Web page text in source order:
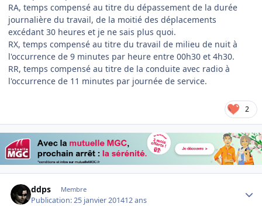
RA, temps compensé au titre du dépassement de la durée
journalière du travail, de la moitié des déplacements
excédant 30 heures et je ne sais plus quoi.
RX, temps compensé au titre du travail de milieu de nuit à
l'occurrence de 9 minutes par heure entre 00h30 et 4h30.
RR, temps compensé au titre de la conduite avec radio à
l'occurrence de 11 minutes par journée de service.
2
ddps Membre
Publication:25 janvier 201412 ans